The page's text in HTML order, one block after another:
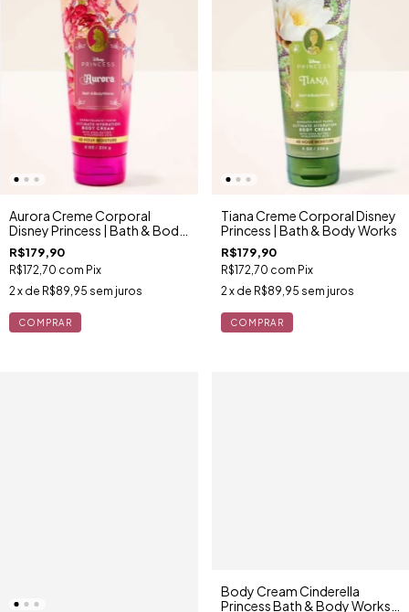
Aurora Creme Corporal
Disney Princess | Bath & Body
Works
R$179,90
R$172,70 com Pix
2x de R$89,95 sem juros
Tiana Creme Corporal Disney
Princess | Bath & Body Works
R$179,90
R$172,70 com Pix
2x de R$89,95 sem juros
Body Cream Cinderella
Princess Bath & Body Works X